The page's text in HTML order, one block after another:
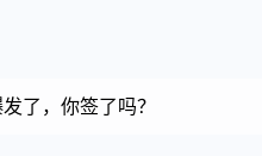
了，你签了吗？